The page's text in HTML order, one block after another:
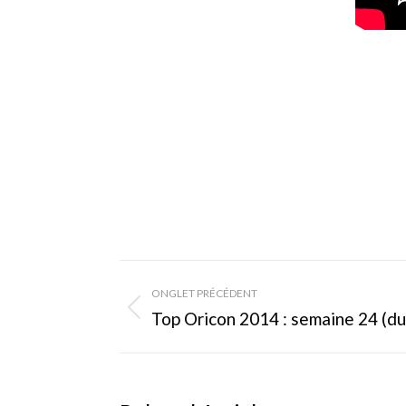
Navigation
de
ONGLET PRÉCÉDENT
Onglet
Top Oricon 2014 : semaine 24